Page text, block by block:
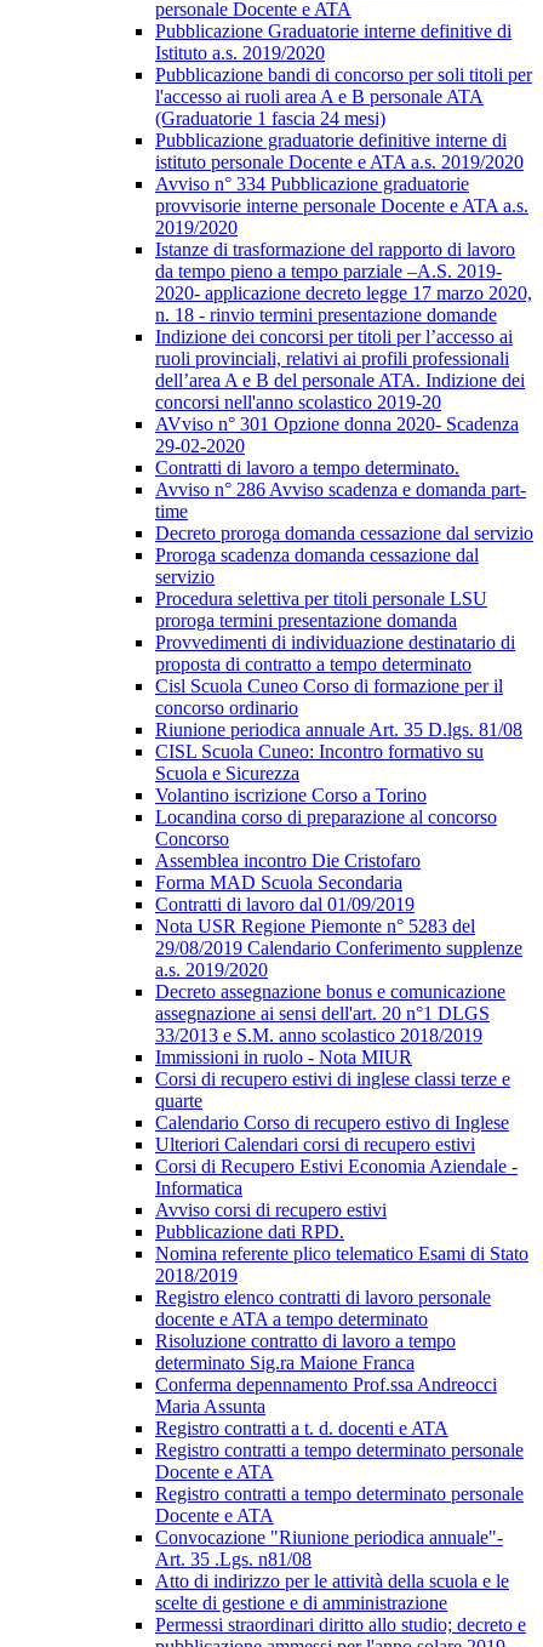
personale Docente e ATA
Pubblicazione Graduatorie interne definitive di
Istituto a.s. 2019/2020
Pubblicazione bandi di concorso per soli titoli per
l'accesso ai ruoli area A e B personale ATA
(Graduatorie 1 fascia 24 mesi)
Pubblicazione graduatorie definitive interne di
istituto personale Docente e ATA a.s. 2019/2020
Avviso n° 334 Pubblicazione graduatorie
provvisorie interne personale Docente e ATA a.s.
2019/2020
Istanze di trasformazione del rapporto di lavoro
da tempo pieno a tempo parziale –A.S. 2019-
2020- applicazione decreto legge 17 marzo 2020,
n. 18 - rinvio termini presentazione domande
Indizione dei concorsi per titoli per l’accesso ai
ruoli provinciali, relativi ai profili professionali
dell’area A e B del personale ATA. Indizione dei
concorsi nell'anno scolastico 2019-20
AVviso n° 301 Opzione donna 2020- Scadenza
29-02-2020
Contratti di lavoro a tempo determinato.
Avviso n° 286 Avviso scadenza e domanda part-
time
Decreto proroga domanda cessazione dal servizio
Proroga scadenza domanda cessazione dal
servizio
Procedura selettiva per titoli personale LSU
proroga termini presentazione domanda
Provvedimenti di individuazione destinatario di
proposta di contratto a tempo determinato
Cisl Scuola Cuneo Corso di formazione per il
concorso ordinario
Riunione periodica annuale Art. 35 D.lgs. 81/08
CISL Scuola Cuneo: Incontro formativo su
Scuola e Sicurezza
Volantino iscrizione Corso a Torino
Locandina corso di preparazione al concorso
Concorso
Assemblea incontro Die Cristofaro
Forma MAD Scuola Secondaria
Contratti di lavoro dal 01/09/2019
Nota USR Regione Piemonte n° 5283 del
29/08/2019 Calendario Conferimento supplenze
a.s. 2019/2020
Decreto assegnazione bonus e comunicazione
assegnazione ai sensi dell'art. 20 n°1 DLGS
33/2013 e S.M. anno scolastico 2018/2019
Immissioni in ruolo - Nota MIUR
Corsi di recupero estivi di inglese classi terze e
quarte
Calendario Corso di recupero estivo di Inglese
Ulteriori Calendari corsi di recupero estivi
Corsi di Recupero Estivi Economia Aziendale -
Informatica
Avviso corsi di recupero estivi
Pubblicazione dati RPD.
Nomina referente plico telematico Esami di Stato
2018/2019
Registro elenco contratti di lavoro personale
docente e ATA a tempo determinato
Risoluzione contratto di lavoro a tempo
determinato Sig.ra Maione Franca
Conferma depennamento Prof.ssa Andreocci
Maria Assunta
Registro contratti a t. d. docenti e ATA
Registro contratti a tempo determinato personale
Docente e ATA
Registro contratti a tempo determinato personale
Docente e ATA
Convocazione "Riunione periodica annuale"-
Art. 35 .Lgs. n81/08
Atto di indirizzo per le attività della scuola e le
scelte di gestione e di amministrazione
Permessi straordinari diritto allo studio; decreto e